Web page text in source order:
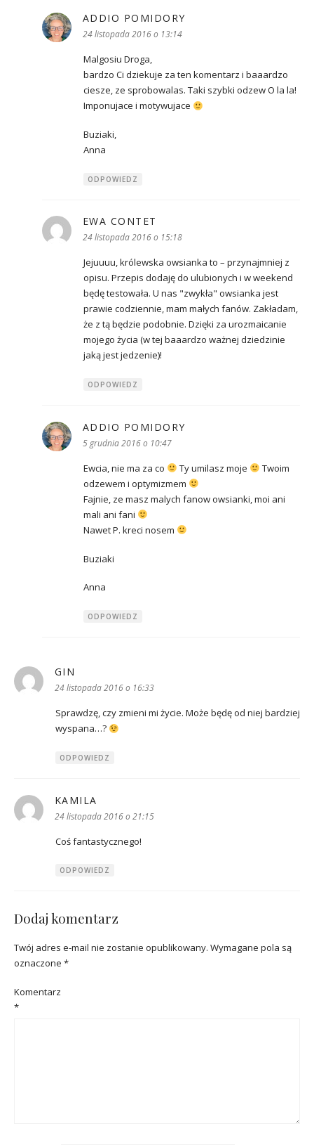
ADDIO POMIDORY
24 listopada 2016 o 13:14
Malgosiu Droga,
bardzo Ci dziekuje za ten komentarz i baaardzo
ciesze, ze sprobowalas. Taki szybki odzew O la la!
Imponujace i motywujace
Buziaki,
Anna
ODPOWIEDZ
EWA CONTET
24 listopada 2016 o 15:18
Jejuuuu, królewska owsianka to – przynajmniej z
opisu. Przepis dodaję do ulubionych i w weekend
będę testowała. U nas "zwykła" owsianka jest
prawie codziennie, mam małych fanów. Zakładam,
że z tą będzie podobnie. Dzięki za urozmaicanie
mojego życia (w tej baaardzo ważnej dziedzinie
jaką jest jedzenie)!
ODPOWIEDZ
ADDIO POMIDORY
5 grudnia 2016 o 10:47
Ewcia, nie ma za co Ty umilasz moje
Twoim
odzewem i optymizmem
Fajnie, ze masz malych fanow owsianki, moi ani
mali ani fani
Nawet P. kreci nosem
Buziaki
Anna
ODPOWIEDZ
GIN
24 listopada 2016 o 16:33
Sprawdzę, czy zmieni mi życie. Może będę od niej bardziej
wyspana…?
ODPOWIEDZ
KAMILA
24 listopada 2016 o 21:15
Coś fantastycznego!
ODPOWIEDZ
Dodaj komentarz
Twój adres e-mail nie zostanie opublikowany. Wymagane pola są
oznaczone *
Komentarz
*